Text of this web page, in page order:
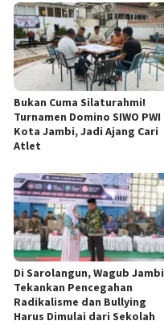
Bukan Cuma Silaturahmi!
Turnamen Domino SIWO PWI
Kota Jambi, Jadi Ajang Cari
Atlet
Di Sarolangun, Wagub Jambi
Tekankan Pencegahan
Radikalisme dan Bullying
Harus Dimulai dari Sekolah